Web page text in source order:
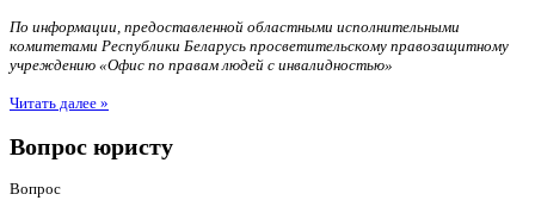
По информации, предоставленной областными исполнительными
комитетами Республики Беларусь просветительскому правозащитному
учреждению «Офис по правам людей с инвалидностью»
Читать далее »
Вопрос юристу
Вопрос